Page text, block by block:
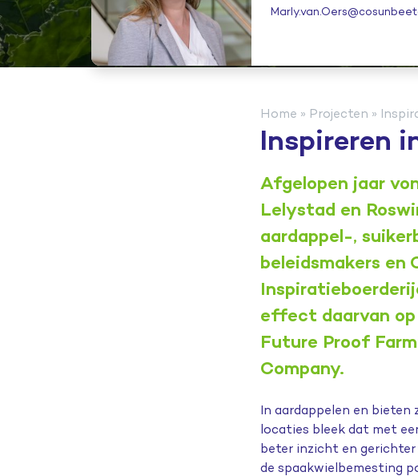
Home » Projecten »
Inspireren
Afgelopen jaar
Lelystad en
aardappel-,
beleidsmakers en
effect daarvan op
Future Proof
Company.
In aardappelen en
locaties bleek dat met
beter inzicht en
despaakwielbemesting